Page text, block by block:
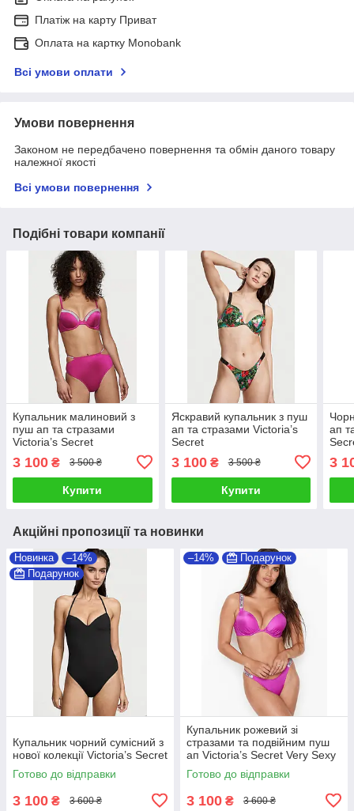
Платіж на карту Приват
Оплата на картку Monobank
Всі умови оплати
Умови повернення
Законом не передбачено повернення та обмін даного товару
належної якості
Всі умови повернення
Подібні товари компанії
Купальник малиновий з
пуш ап та стразами
Victoria’s Secret
3 100 ₴ 3 500 ₴
Купити
Яскравий купальник з пуш
ап та стразами Victoria’s
Secret
3 100₴ 3 500 ₴
Купити
ап
3
Акційні пропозиції та новинки
Новинка
–14%
Подарунок
Купальник чорний сумісний з
нової колекції Victoria’s Secret
Готово до відправки
3 100 ₴ 3 600 ₴
–14% Подарунок
Купальник рожевий зі
стразами та подвійним пуш
ап Victoria’s Secret Very Sexy
Logo Shine Strap
Готово до відправки
3 100 ₴ 3 600 ₴